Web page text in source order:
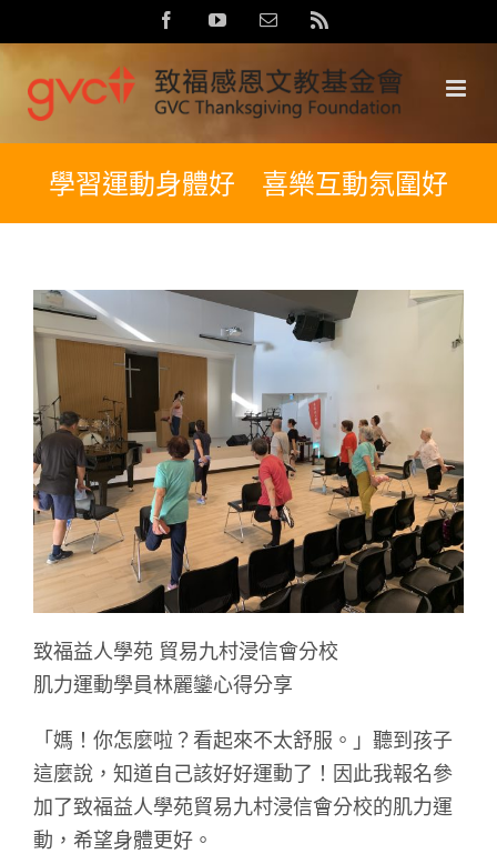
to
content
FacebookYouTubeEmail:
學習運動身體好 喜樂互動氛圍好
致福益人學苑 貿易九村浸信會分校
肌力運動學員林麗鑾心得分享
「媽！你怎麼啦？看起來不太舒服。」聽到孩子
這麼說，知道自己該好好運動了！因此我報名參
加了致福益人學苑貿易九村浸信會分校的肌力運
動，希望身體更好。